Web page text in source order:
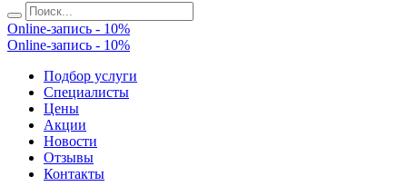
Online-запись - 10%
Online-запись - 10%
Подбор услуги
Специалисты
Цены
Акции
Новости
Отзывы
Контакты